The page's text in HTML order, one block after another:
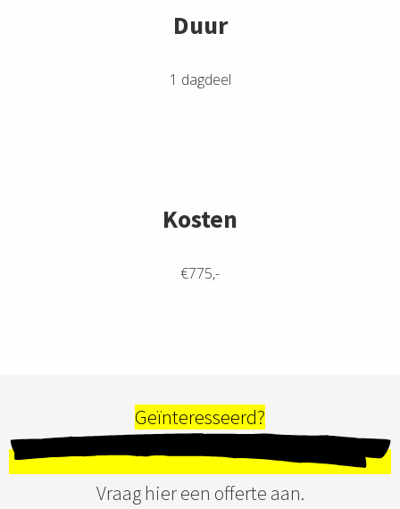
Duur
1 dagdeel
Kosten
€775,-
Geïnteresseerd?
Vraag hier een offerte aan.